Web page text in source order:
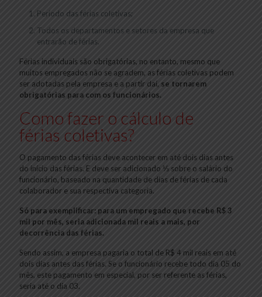
Período das férias coletivas;
Todos os departamentos e setores da empresa que
entrarão de férias.
Férias individuais são obrigatórias, no entanto, mesmo que
muitos empregados não se agradem, as férias coletivas podem
ser adotadas pela empresa e a partir daí, se tornarem
obrigatórias para com os funcionários.
Como fazer o cálculo de
férias coletivas?
O pagamento das férias deve acontecer em até dois dias antes
do início das férias. E deve ser adicionado ⅓ sobre o salário do
funcionário, baseado na quantidade de dias de férias de cada
colaborador e sua respectiva categoria.
Só para exemplificar: para um empregado que recebe R$ 3
mil por mês, seria adicionada mil reais a mais, por
decorrência das férias.
Sendo assim, a empresa pagaria o total de R$ 4 mil reais em até
dois dias antes das férias. Se o funcionário recebe todo dia 05 do
mês, este pagamento em especial, por ser referente as férias,
seria até o dia 03.